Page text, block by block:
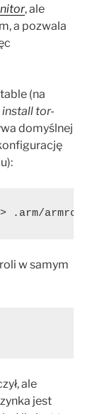
, ale
a pozwala
(na
tor-
domyślnej
.arm/armrc﻿
w samym
ale
jest